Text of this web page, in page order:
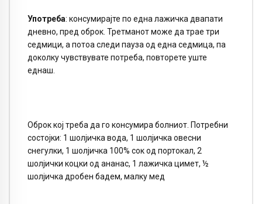
Употреба: консумирајте по една лажичка двапати
дневно, пред оброк. Третманот може да трае три
седмици, а потоа следи пауза од една седмица, па
доколку чувствувате потреба, повторете уште
еднаш.
Оброк кој треба да го консумира болниот. Потребни
состојки: 1 шолјичка вода, 1 шолјичка овесни
снегулки, 1 шолјичка 100% сок од портокал, 2
шолјички коцки од ананас, 1 лажичка цимет, ½
шолјичка дробен бадем, малку мед